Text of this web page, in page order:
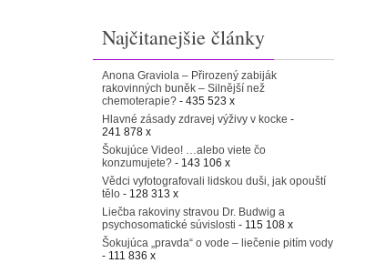
Najčitanejšie články
Anona Graviola – Přirozený zabiják
rakovinných buněk – Silnější než
chemoterapie? - 435 523 x
Hlavné zásady zdravej výživy v kocke -
241 878 x
Šokujúce Video! …alebo viete čo
konzumujete? - 143 106 x
Vědci vyfotografovali lidskou duši, jak opouští
tělo - 128 313 x
Liečba rakoviny stravou Dr. Budwig a
psychosomatické súvislosti - 115 108 x
Šokujúca „pravda“ o vode – liečenie pitím vody
- 111 836 x